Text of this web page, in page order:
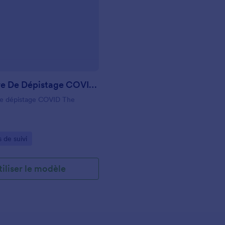
Formulaire De Dépistage COVID The Conduit
dépistage COVID The
de suivi
le modèle